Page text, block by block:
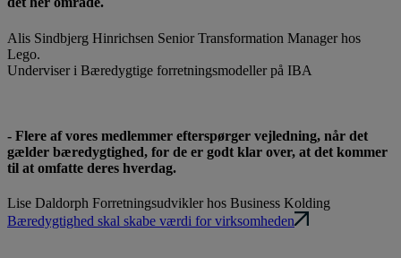
Alis Sindbjerg Hinrichsen Senior Transformation Manager hos
Lego.
Underviser i Bæredygtige forretningsmodeller på IBA
- Flere af vores medlemmer efterspørger vejledning, når det
gælder bæredygtighed, for de er godt klar over, at det kommer
til at omfatte deres hverdag.
Lise Daldorph Forretningsudvikler hos Business Kolding
Bæredygtighed skal skabe værdi for virksomheden